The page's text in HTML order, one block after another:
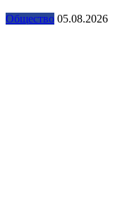
Общество 05.08.2026